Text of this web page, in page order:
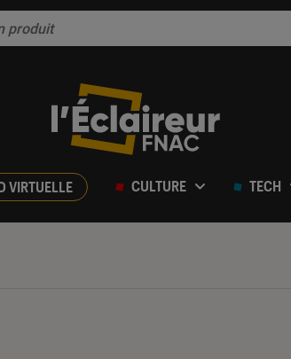
VIRTUELLE CULTURE TECH